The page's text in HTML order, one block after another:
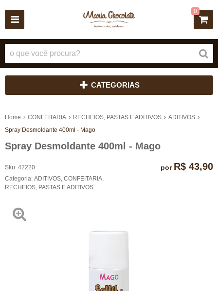
0
CATEGORIAS
Home CONFEITARIA RECHEIOS, PASTAS E ADITIVOS
ADITIVOS
Spray Desmoldante 400ml - Mago
Spray Desmoldante 400ml - Mago
Sku: 42220
Categoria: ADITIVOS CONFEITARIA
RECHEIOS, PASTAS E ADITIVOS
por R$ 43,90